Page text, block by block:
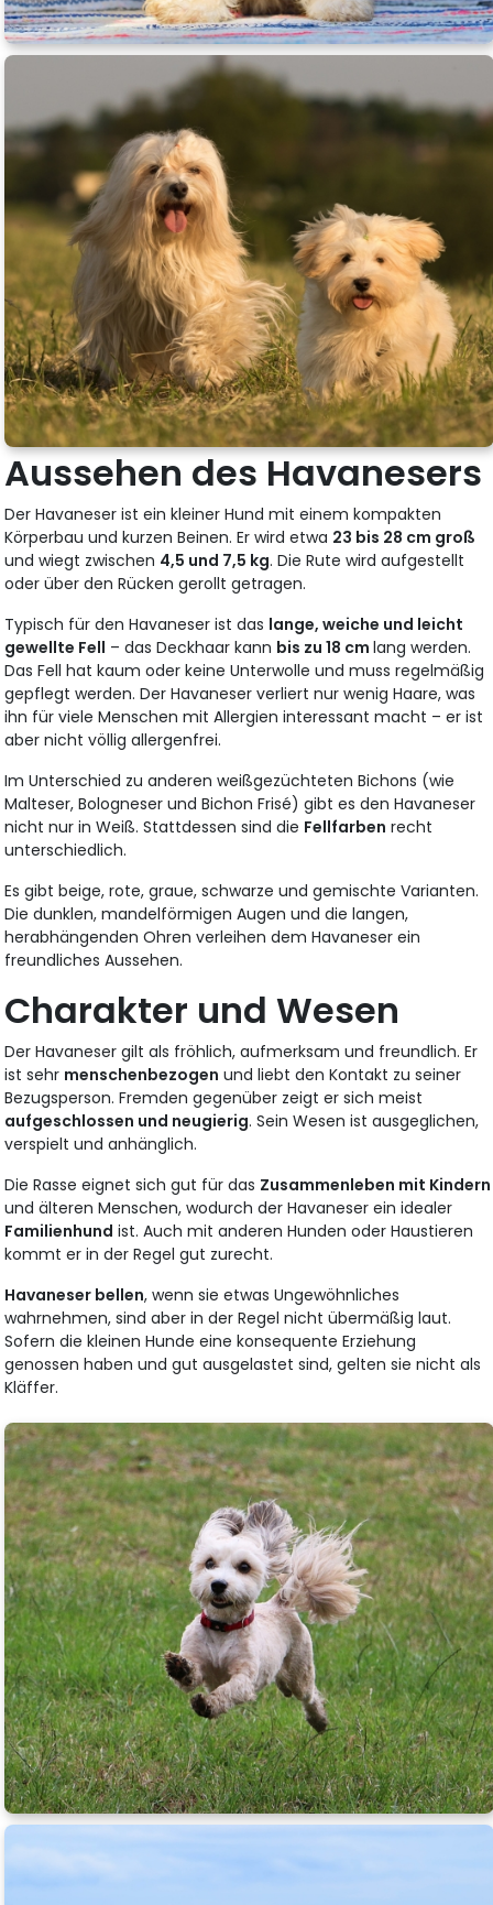
Aussehen des Havanesers
Der Havaneser ist ein kleiner Hund mit einem kompakten
Körperbau und kurzen Beinen. Er wird etwa 23 bis 28 cm groß
und wiegt zwischen 4,5 und 7,5 kg. Die Rute wird aufgestellt
oder über den Rücken gerollt getragen.
Typisch für den Havaneser ist das lange, weiche und leicht
gewellte Fell – das Deckhaar kann bis zu 18 cmlang werden.
Das Fell hat kaum oder keine Unterwolle und muss regelmäßig
gepflegt werden. Der Havaneser verliert nur wenig Haare, was
ihn für viele Menschen mit Allergien interessant macht – er ist
aber nicht völlig allergenfrei.
Im Unterschied zu anderen weißgezüchteten Bichons (wie
Malteser, Bologneser und Bichon Frisé) gibt es den Havaneser
nicht nur in Weiß. Stattdessen sind die Fellfarben recht
unterschiedlich.
Es gibt beige, rote, graue, schwarze und gemischte Varianten.
Die dunklen, mandelförmigen Augen und die langen,
herabhängenden Ohren verleihen dem Havaneser ein
freundliches Aussehen.
Charakter und Wesen
Der Havaneser gilt als fröhlich, aufmerksam und freundlich. Er
ist sehr menschenbezogen und liebt den Kontakt zu seiner
Bezugsperson. Fremden gegenüber zeigt er sich meist
aufgeschlossen und neugierig. Sein Wesen ist ausgeglichen,
verspielt und anhänglich.
Die Rasse eignet sich gut für das Zusammenleben mit Kindern
und älteren Menschen, wodurch der Havaneser ein idealer
Familienhund ist. Auch mit anderen Hunden oder Haustieren
kommt er in der Regel gut zurecht.
Havaneser bellen, wenn sie etwas Ungewöhnliches
wahrnehmen, sind aber in der Regel nicht übermäßig laut.
Sofern die kleinen Hunde eine konsequente Erziehung
genossen haben und gut ausgelastet sind, gelten sie nicht als
Kläffer.